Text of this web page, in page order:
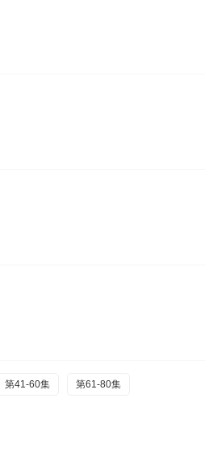
第41-60集 第61-80集